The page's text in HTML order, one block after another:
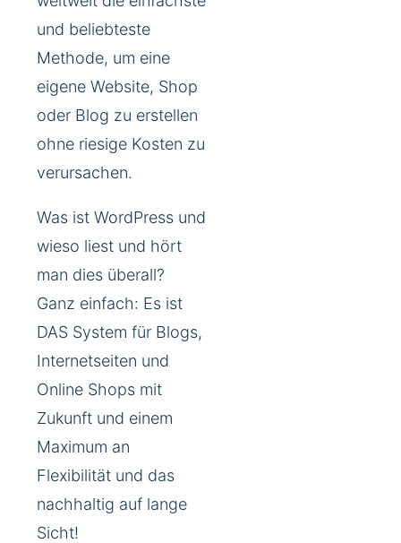
und beliebteste
Methode, um eine
eigene Website, Shop
oder Blog zu erstellen
ohne riesige Kosten zu
verursachen.
Was ist WordPress und
wieso liest und hört
man dies überall?
Ganz einfach: Es ist
DAS System für Blogs,
Internetseiten und
Online Shops mit
Zukunft und einem
Maximum an
Flexibilität und das
nachhaltig auf lange
Sicht!